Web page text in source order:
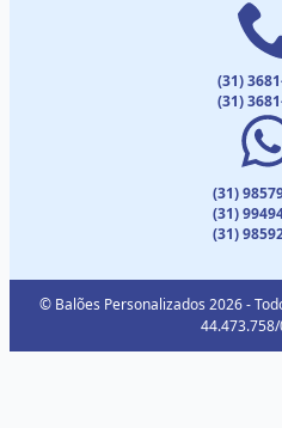
(31)
(31)
(31)
(31)
(31)
© Balões Personalizados 2026 -